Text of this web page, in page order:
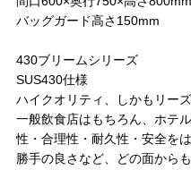
バッグガード高さ150mm
430ブリームシリーズ
SUS430仕様
ハイクオリティ、しかもリー
一般飲食店はもちろん、ホテ
性・合理性・耐久性・安全を
勝手の良さなど、どの面から